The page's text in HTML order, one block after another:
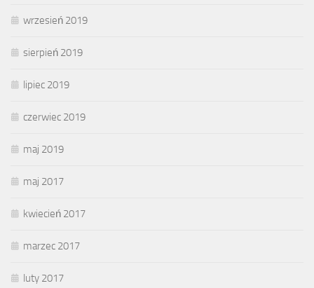
wrzesień 2019
sierpień 2019
lipiec 2019
czerwiec 2019
maj 2019
maj 2017
kwiecień 2017
marzec 2017
luty 2017